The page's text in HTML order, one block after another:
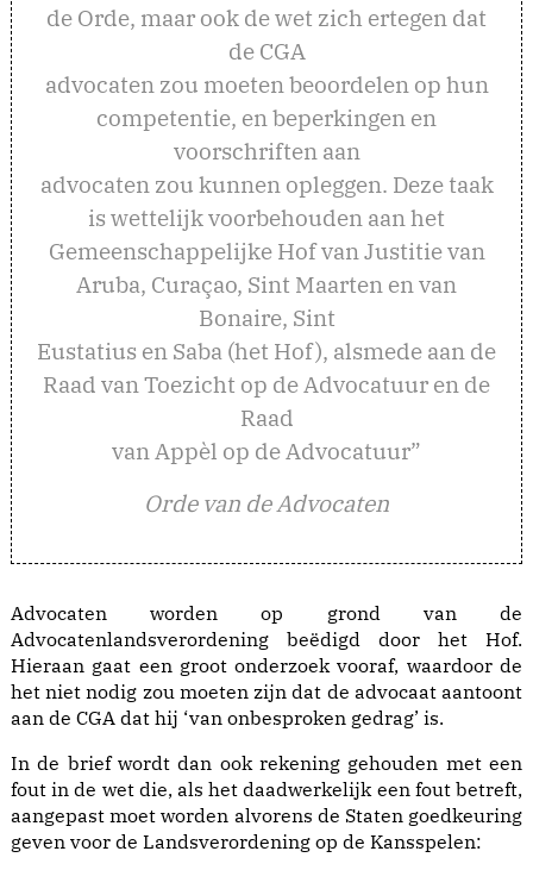
de Orde, maar ook de wet zich ertegen dat
de CGA
advocaten zou moeten beoordelen op hun
competentie, en beperkingen en
voorschriften aan
advocaten zou kunnen opleggen. Deze taak
is wettelijk voorbehouden aan het
Gemeenschappelijke Hof van Justitie van
Aruba, Curaçao, Sint Maarten en van
Bonaire, Sint
Eustatius en Saba (het Hof), alsmede aan de
Raad van Toezicht op de Advocatuur en de
Raad
van Appèl op de Advocatuur”
Orde van de Advocaten
Advocaten worden op grond van de
Advocatenlandsverordening beëdigd door het Hof.
Hieraan gaat een groot onderzoek vooraf, waardoor de
het niet nodig zou moeten zijn dat de advocaat aantoont
aan de CGA dat hij ‘van onbesproken gedrag’ is.
In de brief wordt dan ook rekening gehouden met een
fout in de wet die, als het daadwerkelijk een fout betreft,
aangepast moet worden alvorens de Staten goedkeuring
geven voor de Landsverordening op de Kansspelen: